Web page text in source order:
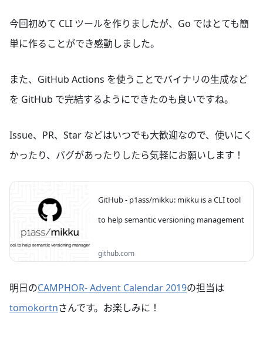
今回初めて CLI ツールを作りましたが、Go ではとても簡
単に作ることができ感動しました。
また、GitHub Actions を使うことでバイナリの生成など
を GitHub で完結するようにできたのも良いですね。
Issue、PR、Star などはいつでも大歓迎なので、使いにく
かったり、バグがあったりしたら気軽にお願いします！
GitHub - p1ass/mikku: mikku is a CLI tool
to help semantic versioning management
mikku is a CLI tool to help semantic
versioning management - p1ass/mikku
github.com
明日のCAMPHOR- Advent Calendar 2019の担当は
tomokortnさんです。お楽しみに！